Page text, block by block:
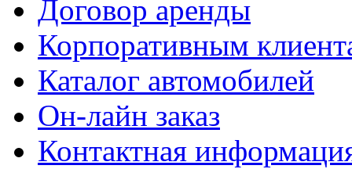
Договор аренды
Корпоративным
Каталог автомобилей
Он-лайн заказ
Контактная